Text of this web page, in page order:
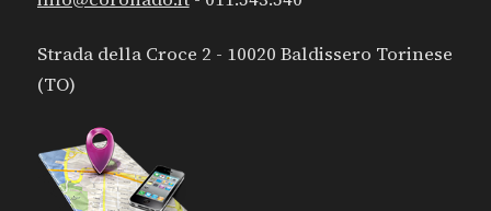
Strada della Croce 2 - 10020 Baldissero Torinese
(TO)